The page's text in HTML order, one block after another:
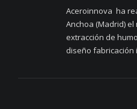
Aceroinnova ha
Anchoa (Madrid)
extracción de
diseño fabricación